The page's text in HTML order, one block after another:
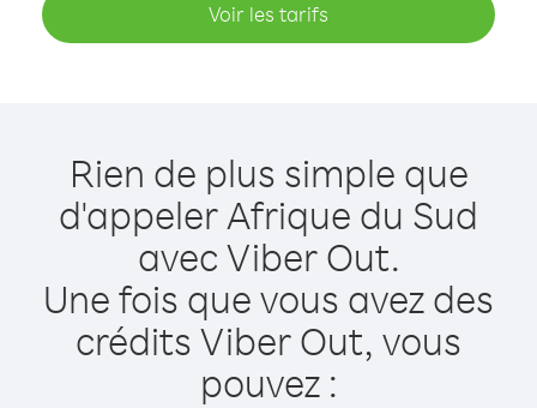
Voir les tarifs
Rien de plus simple que
d'appeler Afrique du Sud
avec Viber Out.
Une fois que vous avez des
crédits Viber Out, vous
pouvez :